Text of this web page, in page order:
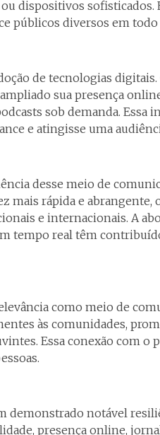
dispositivos sofisticados.
públicos diversos em
de tecnologias digitais.
sua presença
sob demanda. Essa
e atingisse uma
desse meio de
mais rápida e abrangente,
e internacionais. A
tempo real têm
como meio de
às comunidades,
Essa conexão com o
demonstrado notável
presença online,